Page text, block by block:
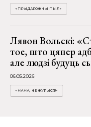
«ПРЫДАРОЖНЫ ПЫЛ»
Лявон Вольскі:
тое, што цяпер
але людзі будуць
06.05.2026
«МАМА, НЕ ЖУРЫСЯ!»